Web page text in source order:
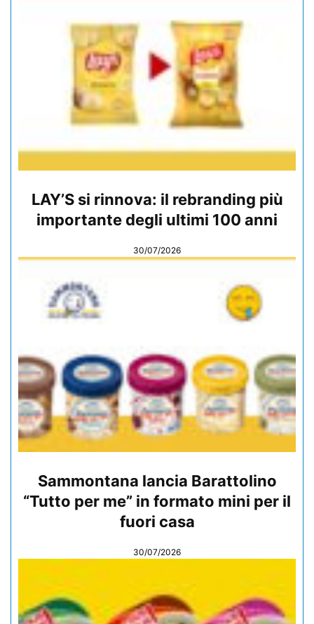
LAY’S si rinnova: il rebranding più
importante degli ultimi 100 anni
30/07/2026
Sammontana lancia Barattolino
“Tutto per me” in formato mini per il
fuori casa
30/07/2026